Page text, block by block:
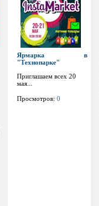
Ярмарка в
"Технопарке"
Приглашаем всех 20
мая...
Просмотров: 0